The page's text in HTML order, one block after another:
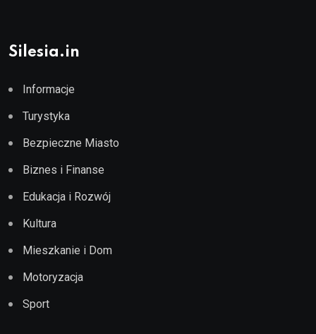
Silesia.in
Informacje
Turystyka
Bezpieczne Miasto
Biznes i Finanse
Edukacja i Rozwój
Kultura
Mieszkanie i Dom
Motoryzacja
Sport